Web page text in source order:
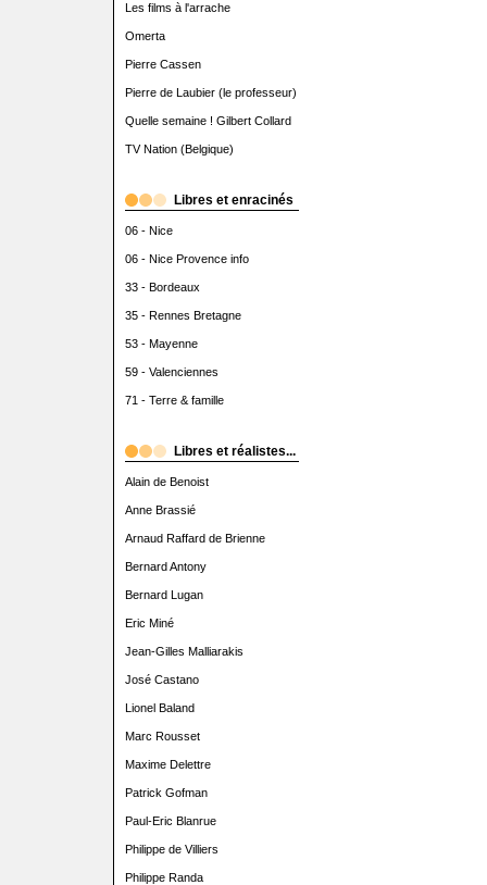
Les films à l'arrache
Omerta
Pierre Cassen
Pierre de Laubier (le professeur)
Quelle semaine ! Gilbert Collard
TV Nation (Belgique)
Libres et enracinés
06 - Nice
06 - Nice Provence info
33 - Bordeaux
35 - Rennes Bretagne
53 - Mayenne
59 - Valenciennes
71 - Terre & famille
Libres et réalistes...
Alain de Benoist
Anne Brassié
Arnaud Raffard de Brienne
Bernard Antony
Bernard Lugan
Eric Miné
Jean-Gilles Malliarakis
José Castano
Lionel Baland
Marc Rousset
Maxime Delettre
Patrick Gofman
Paul-Eric Blanrue
Philippe de Villiers
Philippe Randa